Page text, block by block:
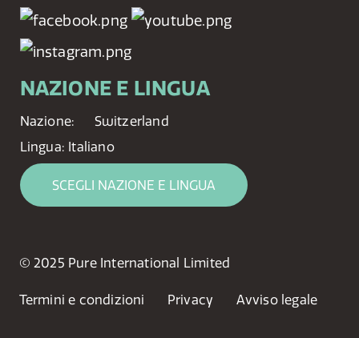
NAZIONE E LINGUA
Nazione:
Switzerland
Lingua: Italiano
SCEGLI NAZIONE E LINGUA
© 2025 Pure International Limited
Termini e condizioni Privacy Avviso legale